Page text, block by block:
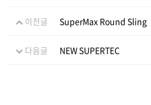
이전글 SuperMax Round Sling
다음글 NEW SUPERTEC